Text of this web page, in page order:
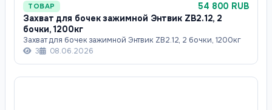
ТОВАР
54 800 RUB
Захват для бочек зажимной Энтвик ZB2.12, 2
бочки, 1200кг
Захват для бочек зажимной Энтвик ZB2.12, 2 бочки, 1200кг
3
08.06.2026